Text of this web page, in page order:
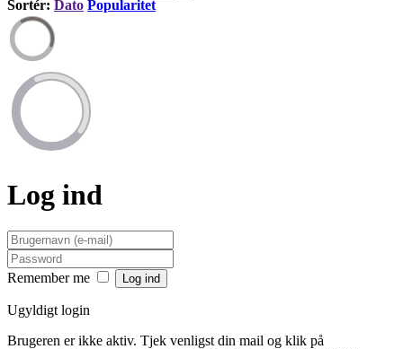
Sortér: Dato Popularitet
Log ind
Remember me
Ugyldigt login
Brugeren er ikke aktiv. Tjek venligst din mail og klik på